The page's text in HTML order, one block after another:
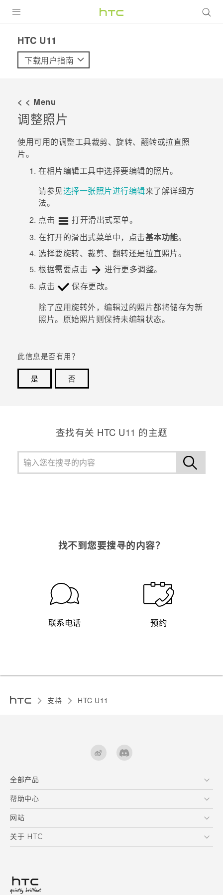
VIVE
支持帮助
在线客服
HTC U11‎
下载用户指南
< < Menu
调整照片
使用可用的调整工具裁剪、旋转、翻转或拉直照
片。
在相片编辑工具中选择要编辑的照片。
请参见选择一张照片进行编辑来了解详细方
法。
点击
打开滑出式菜单。
在打开的滑出式菜单中，点击基本功能。
选择要旋转、裁剪、翻转还是拉直照片。
根据需要点击
进行更多调整。
点击
保存更改。
除了应用旋转外，编辑过的照片都将储存为新
照片。原始照片则保持未编辑状态。
此信息是否有用？
是
否
查找有关 HTC U11 的主题
找不到您要搜寻的内容？
联系电话 预约
支持 HTC U11‎
全部产品
区块链智能手机
VIVE
帮助中心
在线客服
支援与服务
产品保固说明
网站
HTC Dev
关于 HTC
投资人